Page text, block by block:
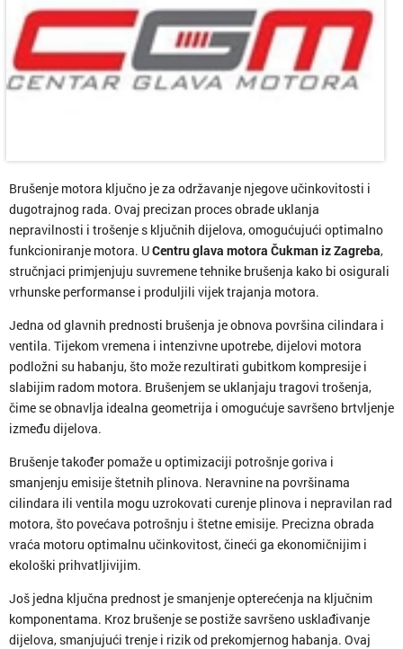
Brušenje motora ključno je za održavanje njegove učinkovitosti i
dugotrajnog rada. Ovaj precizan proces obrade uklanja
nepravilnosti i trošenje s ključnih dijelova, omogućujući optimalno
funkcioniranje motora. UCentru glava motora Čukman iz Zagreba,
stručnjaci primjenjuju suvremene tehnike brušenja kako bi osigurali
vrhunske performanse i produljili vijek trajanja motora.
Jedna od glavnih prednosti brušenja je obnova površina cilindara i
ventila. Tijekom vremena i intenzivne upotrebe, dijelovi motora
podložni su habanju, što može rezultirati gubitkom kompresije i
slabijim radom motora. Brušenjem se uklanjaju tragovi trošenja,
čime se obnavlja idealna geometrija i omogućuje savršeno brtvljenje
između dijelova.
Brušenje također pomaže u optimizaciji potrošnje goriva i
smanjenju emisije štetnih plinova. Neravnine na površinama
cilindara ili ventila mogu uzrokovati curenje plinova i nepravilan rad
motora, što povećava potrošnju i štetne emisije. Precizna obrada
vraća motoru optimalnu učinkovitost, čineći ga ekonomičnijim i
ekološki prihvatljivijim.
Još jedna ključna prednost je smanjenje opterećenja na ključnim
komponentama. Kroz brušenje se postiže savršeno usklađivanje
dijelova, smanjujući trenje i rizik od prekomjernog habanja. Ovaj